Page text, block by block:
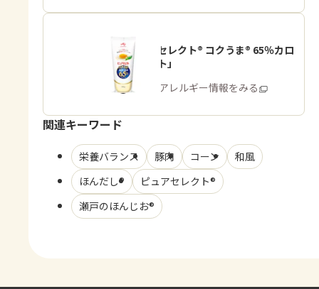
「ピュアセレクト® コクうま® 65％カロ
リーカット」
商品・アレルギー情報をみる
関連キーワード
栄養バランス 豚肉 コーン
和風
ほんだし®
ピュアセレクト®
瀬戸のほんじお®